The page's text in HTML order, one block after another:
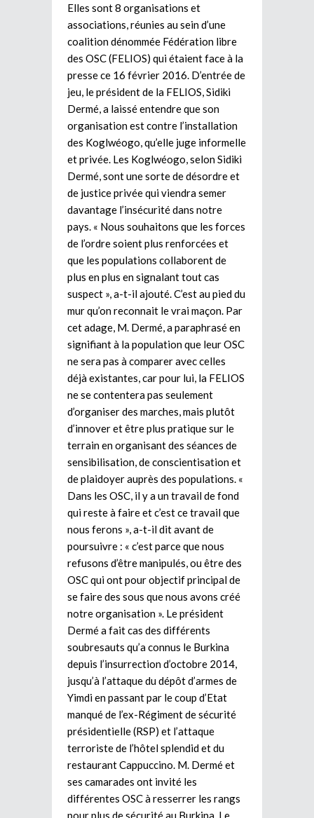
Elles sont 8 organisations et
associations, réunies au sein d’une
coalition dénommée Fédération libre
des OSC (FELIOS) qui étaient face à la
presse ce 16 février 2016. D’entrée de
jeu, le président de la FELIOS, Sidiki
Dermé, a laissé entendre que son
organisation est contre l’installation
des Koglwéogo, qu’elle juge informelle
et privée. Les Koglwéogo, selon Sidiki
Dermé, sont une sorte de désordre et
de justice privée qui viendra semer
davantage l’insécurité dans notre
pays. « Nous souhaitons que les forces
de l’ordre soient plus renforcées et
que les populations collaborent de
plus en plus en signalant tout cas
suspect », a-t-il ajouté. C’est au pied du
mur qu’on reconnait le vrai maçon. Par
cet adage, M. Dermé, a paraphrasé en
signifiant à la population que leur OSC
ne sera pas à comparer avec celles
déjà existantes, car pour lui, la FELIOS
ne se contentera pas seulement
d’organiser des marches, mais plutôt
d’innover et être plus pratique sur le
terrain en organisant des séances de
sensibilisation, de conscientisation et
de plaidoyer auprès des populations. «
Dans les OSC, il y a un travail de fond
qui reste à faire et c’est ce travail que
nous ferons », a-t-il dit avant de
poursuivre : « c’est parce que nous
refusons d’être manipulés, ou être des
OSC qui ont pour objectif principal de
se faire des sous que nous avons créé
notre organisation ». Le président
Dermé a fait cas des différents
soubresauts qu’a connus le Burkina
depuis l’insurrection d’octobre 2014,
jusqu’à l’attaque du dépôt d’armes de
Yimdi en passant par le coup d’Etat
manqué de l’ex-Régiment de sécurité
présidentielle (RSP) et l’attaque
terroriste de l’hôtel splendid et du
restaurant Cappuccino. M. Dermé et
ses camarades ont invité les
différentes OSC à resserrer les rangs
pour plus de sécurité au Burkina. Le